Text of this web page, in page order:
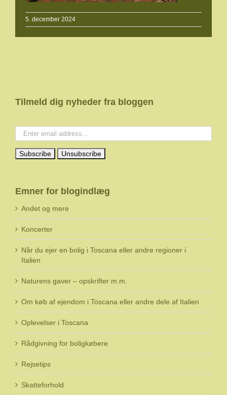
5. december 2024
Tilmeld dig nyheder fra bloggen
Emner for blogindlæg
Andet og mere
Koncerter
Når du ejer en bolig i Toscana eller andre regioner i
Italien
Naturens gaver – opskrifter m.m.
Om køb af ejendom i Toscana eller andre dele af Italien
Oplevelser i Toscana
Rådgivning for boligkøbere
Rejsetips
Skatteforhold